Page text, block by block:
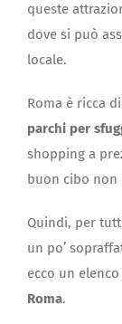
queste
dove si può
locale.
Roma è ricca
parchi per
shopping a
buon cibo non
Quindi, per
un po’
ecco un
Roma.